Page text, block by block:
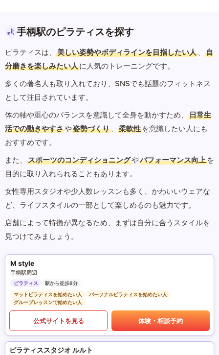
手柄駅のピラティスを探す
ピラティスは、 美しい姿勢やボディラインを目指したい人 、
自
分磨きを楽しみたい人に人気のトレーニングです。
多くの著名人も取り入れており、SNSでも話題のフィットネス
として注目されています。
体の軸や重心のバランスを意識して全身を動かすため、
日常生
活での動きやすさや姿勢づくり 、 柔軟性 を意識したい人にも
おすすめです。
また、
スポーツのコンディショニングやパフォーマンス向上 を
目的に取り入れられることもあります。
女性専用スタジオや少人数レッスンも多く、かわいいウェアな
ど、ライフスタイルの一部として楽しめるのも魅力です。
店舗によって特徴が異なるため、まずは自分に合うスタイルを
見つけてみましょう。
M style
手柄駅周辺
ピラティス
駅から徒歩8分
マットピラティスを始めたい人
パーソナルピラティスを始めたい人
グループレッスンで始めたい人
公式サイトを見る 体験・相談予約
ピラティススタジオ ルルト